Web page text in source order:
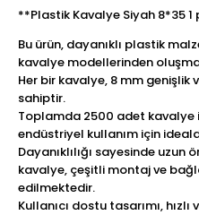
**Plastik Kavalye Siyah 8*35
Bu ürün, dayanıklı plastik
kavalye modellerinden
Her bir kavalye, 8 mm genişlik
sahiptir.
Toplamda 2500 adet kavalye
endüstriyel kullanım için
Dayanıklılığı sayesinde uzun
kavalye, çeşitli montaj ve
edilmektedir.
Kullanıcı dostu tasarımı,